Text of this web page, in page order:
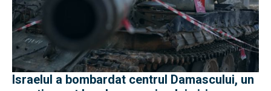
Israelul a bombardat centrul Damascului, un